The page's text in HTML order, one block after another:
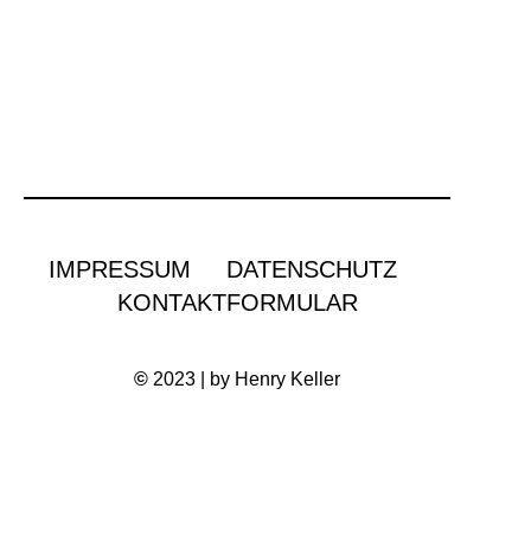
IMPRESSUM
DATENSCHUTZ
KONTAKTFORMULAR
© 2023 | by Henry Keller